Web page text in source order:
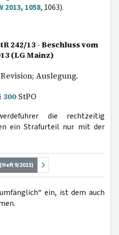
2013, 1058, 1063).
242/13 - Beschluss vom
(LG Mainz)
Auslegung.
300 StPO
die rechtzeitig
ein Strafurteil nur mit der
9/2013)
ein, ist dem auch